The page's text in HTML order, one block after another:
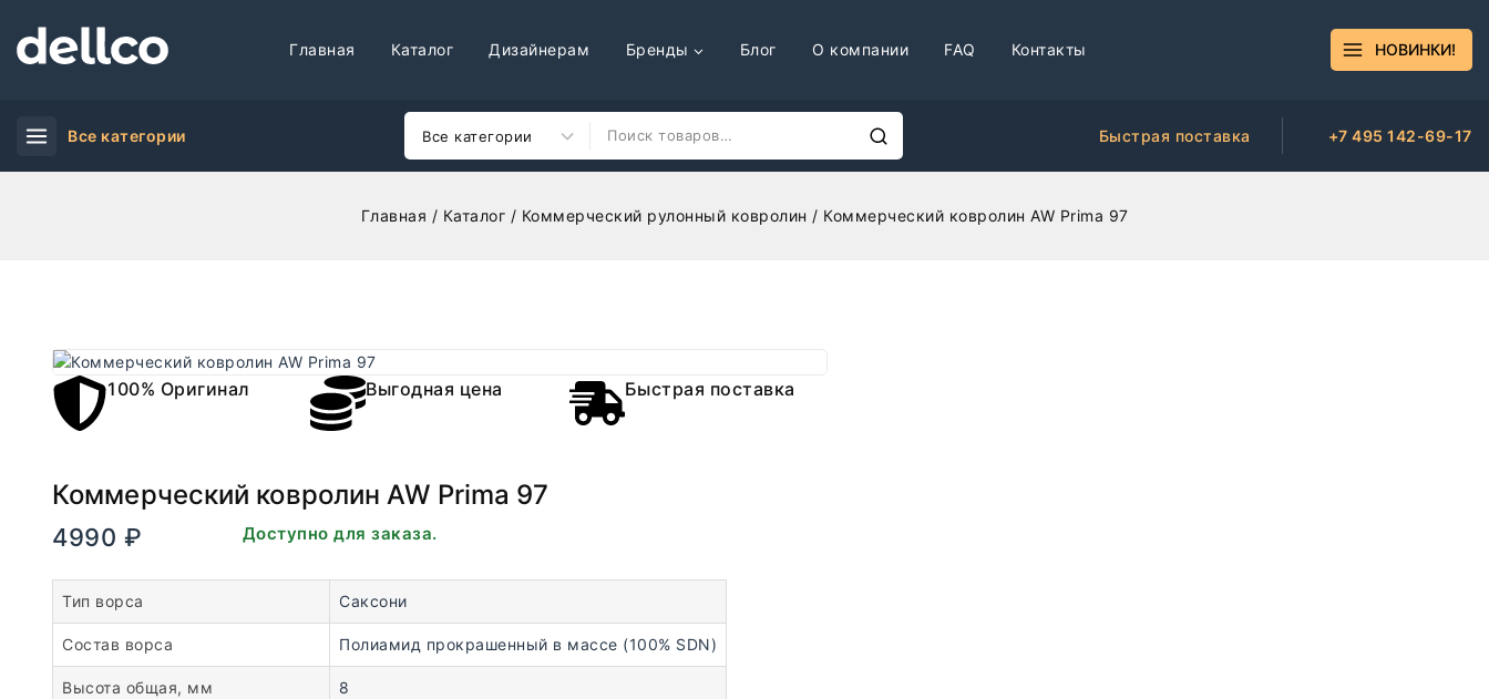
Главная Каталог Дизайнерам Бренды Блог О компании FAQ Контакты НОВИНКИ!
Все категории Быстрая поставка +7 495 142-69-17
Главная / Каталог / Коммерческий рулонный ковролин / Коммерческий ковролин AW Prima 97
100% Оригинал Выгодная цена Быстрая поставка
Коммерческий ковролин AW Prima 97
4990 ₽ В наличии. Доступно для заказа.
Тип ворса Саксони
Состав ворса Полиамид прокрашенный в массе (100% SDN)
Высота общая, мм 8